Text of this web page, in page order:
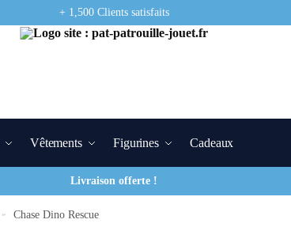
+ 1,500 Clients satisfaits
Vêtements Figurines Cadeaux
Livraison offerte !
» Chase Dino Rescue